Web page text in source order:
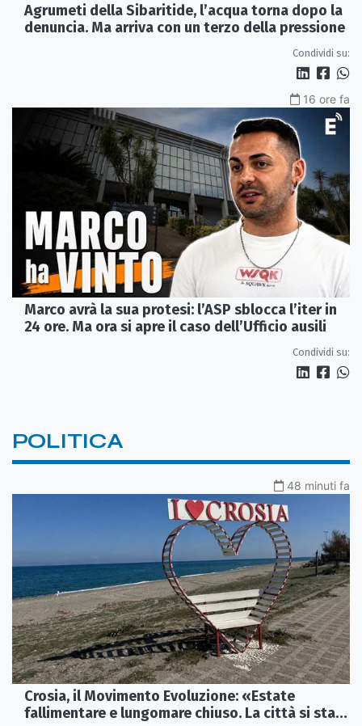
Agrumeti della Sibaritide, l’acqua torna dopo la
denuncia. Ma arriva con un terzo della pressione
Condividi su:
16 ore fa
Marco avrà la sua protesi: l’ASP sblocca l’iter in
24 ore. Ma ora si apre il caso dell’Ufficio ausili
Condividi su:
POLITICA
48 minuti fa
Crosia, il Movimento Evoluzione: «Estate
fallimentare e lungomare chiuso. La città si sta